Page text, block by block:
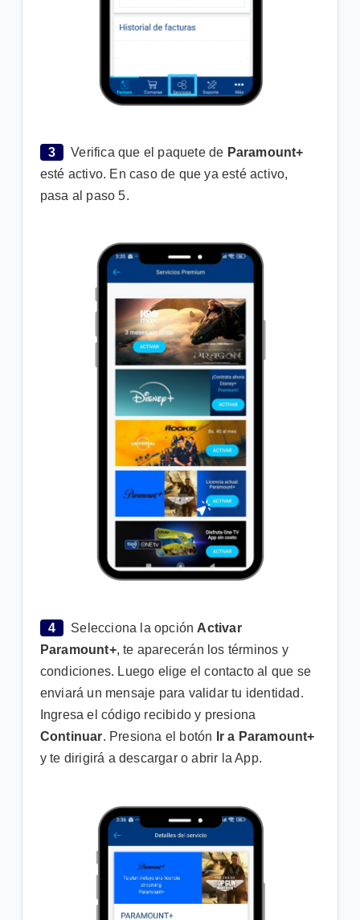
3 Verifica que el paquete de Paramount+
esté activo. En caso de que ya esté activo,
pasa al paso 5.
4 Selecciona la opción Activar
Paramount+, te aparecerán los términos y
condiciones. Luego elige el contacto al que se
enviará un mensaje para validar tu identidad.
Ingresa el código recibido y presiona
Continuar. Presiona el botón
Ir a Paramount+
y te dirigirá a descargar o abrir la App.